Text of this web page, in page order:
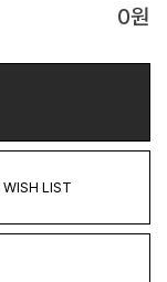
0원
WISH LIST